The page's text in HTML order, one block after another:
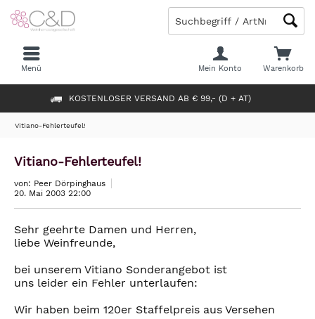
KOSTENLOSER VERSAND AB € 99,- (D + AT)
Warenkorb
Mein Konto
Menü
Vitiano-Fehlerteufel!
Vitiano-Fehlerteufel!
von: Peer Dörpinghaus
20. Mai 2003 22:00
Sehr geehrte Damen und Herren,
liebe Weinfreunde,
bei unserem Vitiano Sonderangebot ist
uns leider ein Fehler unterlaufen:
Wir haben beim 120er Staffelpreis aus Versehen